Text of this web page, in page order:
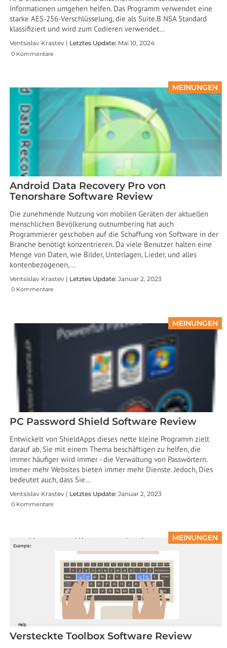
Informationen umgehen helfen. Das Programm verwendet eine
starke AES-256-Verschlüsselung, die als Suite.B NSA Standard
klassifiziert und wird zum Codieren verwendet…
Ventsislav Krastev | Letztes Update: Mai 10, 2024
0 Kommentare
MEINUNGEN
Android Data Recovery Pro von
Tenorshare Software Review
Die zunehmende Nutzung von mobilen Geräten der aktuellen
menschlichen Bevölkerung outnumbering hat auch
Programmierer geschoben auf die Schaffung von Software in der
Branche benötigt konzentrieren. Da viele Benutzer halten eine
Menge von Daten, wie Bilder, Unterlagen, Lieder, und alles
kontenbezogenen,…
Ventsislav Krastev | Letztes Update: Januar 2, 2023
0 Kommentare
MEINUNGEN
PC Password Shield Software Review
Entwickelt von ShieldApps dieses nette kleine Programm zielt
darauf ab, Sie mit einem Thema beschäftigen zu helfen, die
immer häufiger wird immer - die Verwaltung von Passwörtern.
Immer mehr Websites bieten immer mehr Dienste. Jedoch, Dies
bedeutet auch, dass Sie…
Ventsislav Krastev | Letztes Update: Januar 2, 2023
0 Kommentare
MEINUNGEN
Versteckte Toolbox Software Review